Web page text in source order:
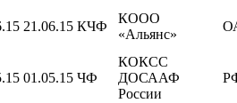
21.06.15 КЧФ
КООО
«Альянс»
01.05.15 ЧФ
КОКСС
ДОСААФ
России